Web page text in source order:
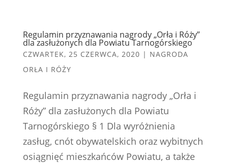
Regulamin przyznawania nagrody „Orła i Róży”
dla zasłużonych dla Powiatu Tarnogórskiego
CZWARTEK, 25 CZERWCA, 2020 | NAGRODA
ORŁA I RÓŻY
Regulamin przyznawania nagrody „Orła i
Róży” dla zasłużonych dla Powiatu
Tarnogórskiego § 1 Dla wyróżnienia
zasług, cnót obywatelskich oraz wybitnych
osiągnięć mieszkańców Powiatu, a także